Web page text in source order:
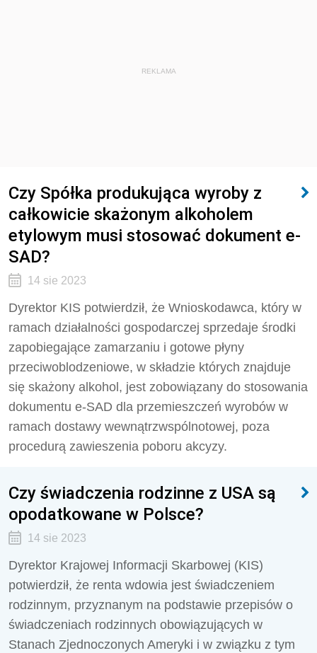
REKLAMA
Czy Spółka produkująca wyroby z
całkowicie skażonym alkoholem
etylowym musi stosować dokument e-
SAD?
14 sie 2023
Dyrektor KIS potwierdził, że Wnioskodawca, który w
ramach działalności gospodarczej sprzedaje środki
zapobiegające zamarzaniu i gotowe płyny
przeciwoblodzeniowe, w składzie których znajduje
się skażony alkohol, jest zobowiązany do stosowania
dokumentu e-SAD dla przemieszczeń wyrobów w
ramach dostawy wewnątrzwspólnotowej, poza
procedurą zawieszenia poboru akcyzy.
Czy świadczenia rodzinne z USA są
opodatkowane w Polsce?
14 sie 2023
Dyrektor Krajowej Informacji Skarbowej (KIS)
potwierdził, że renta wdowia jest świadczeniem
rodzinnym, przyznanym na podstawie przepisów o
świadczeniach rodzinnych obowiązujących w
Stanach Zjednoczonych Ameryki i w związku z tym